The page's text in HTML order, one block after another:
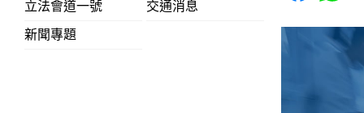
立法會道一號
交通消息
新聞專題